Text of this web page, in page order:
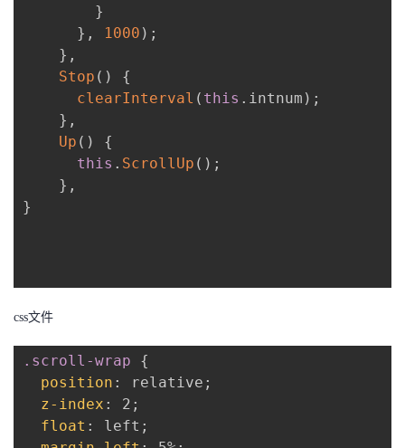
}
} , 1000 ) ;
} ,
Stop ( )
{
clearInterval ( this . intnum ) ;
} ,
Up ( )
{
this . ScrollUp ( ) ;
} ,
}
css文件
.scroll-wrap
{
position : relative ;
z-index : 2 ;
float : left ;